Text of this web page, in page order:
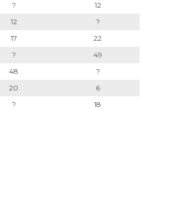
?
12
12
?
17
22
?
49
48
?
20
6
? 18